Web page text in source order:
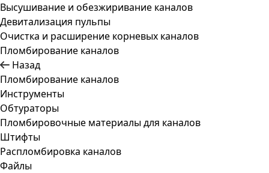
Высушивание и обезжиривание каналов
Девитализация пульпы
Очистка и расширение корневых каналов
Пломбирование каналов
Назад
Пломбирование каналов
Инструменты
Обтураторы
Пломбировочные материалы для каналов
Штифты
Распломбировка каналов
Файлы